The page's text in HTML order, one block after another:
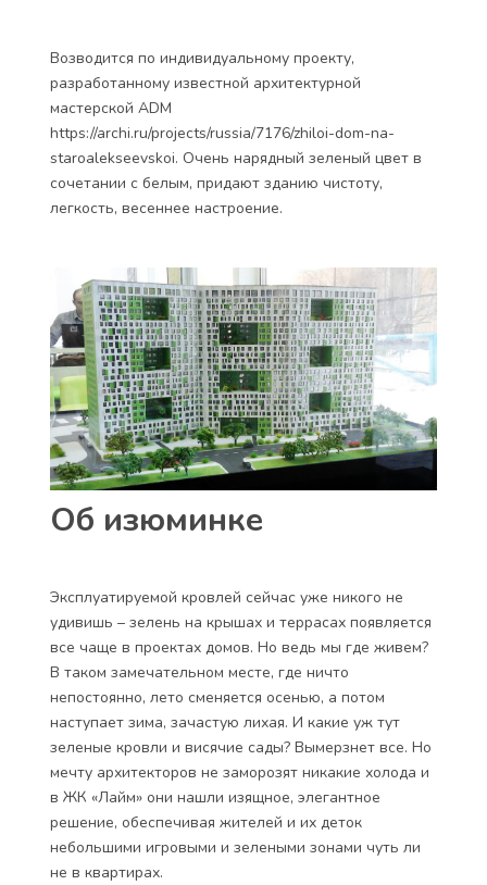
Возводится по индивидуальному проекту,
разработанному известной архитектурной
мастерской ADM
https://archi.ru/projects/russia/7176/zhiloi-dom-na-
staroalekseevskoi. Очень нарядный зеленый цвет в
сочетании с белым, придают зданию чистоту,
легкость, весеннее настроение.
Об изюминке
Эксплуатируемой кровлей сейчас уже никого не
удивишь – зелень на крышах и террасах появляется
все чаще в проектах домов. Но ведь мы где живем?
В таком замечательном месте, где ничто
непостоянно, лето сменяется осенью, а потом
наступает зима, зачастую лихая. И какие уж тут
зеленые кровли и висячие сады? Вымерзнет все. Но
мечту архитекторов не заморозят никакие холода и
в ЖК «Лайм» они нашли изящное, элегантное
решение, обеспечивая жителей и их деток
небольшими игровыми и зелеными зонами чуть ли
не в квартирах.